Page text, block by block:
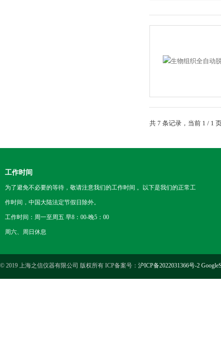
共 7 条记录，当前 1 / 1
工作时间
为了避免不必要的等待，敬请注意我们的工作时间 。以下是我们的正常工
作时间，中国大陆法定节假日除外。
工作时间：周一至周五 早8：00-晚5：00
周六、周日休息
© 2019 上海之信仪器有限公司 版权所有 ICP备案号： 沪ICP备2022031366号-2